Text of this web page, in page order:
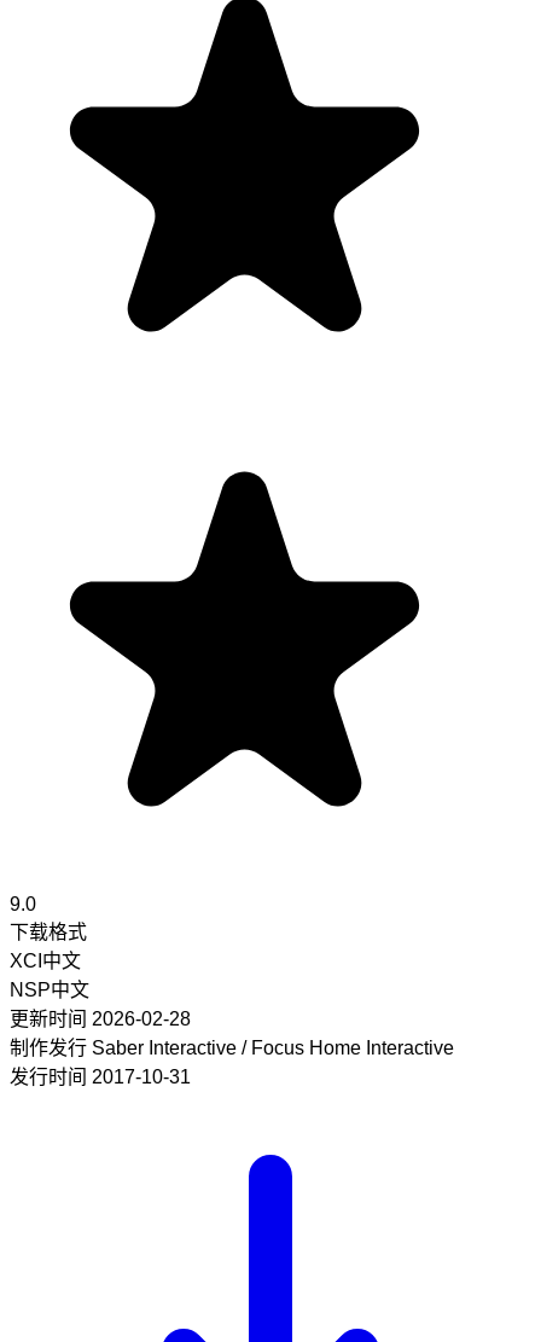
9.0
下载格式
XCI 中文
NSP中文
更新时间 2026-02-28
制作发行 Saber Interactive / Focus Home Interactive
发行时间 2017-10-31